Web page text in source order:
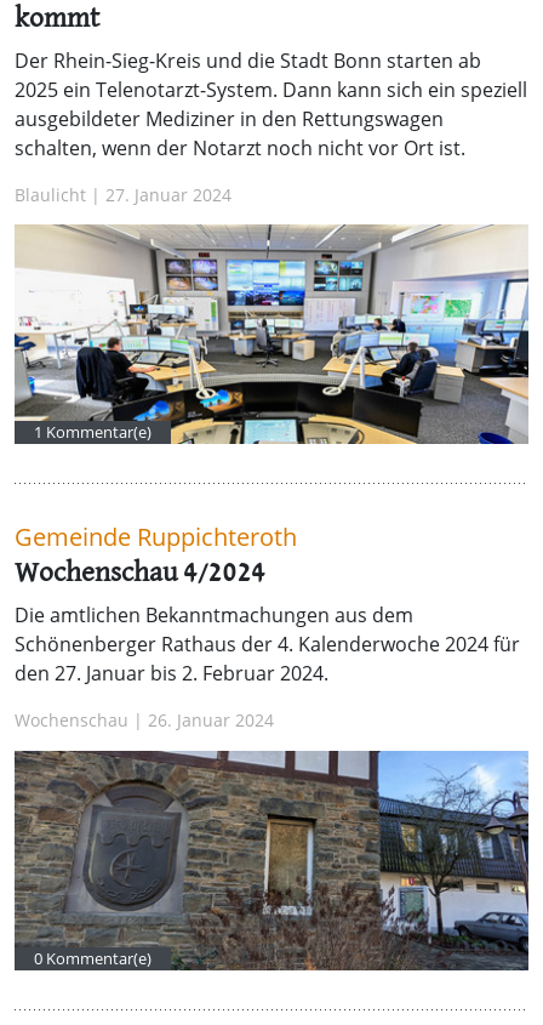
kommt
Der Rhein-Sieg-Kreis und die Stadt Bonn starten ab
2025 ein Telenotarzt-System. Dann kann sich ein speziell
ausgebildeter Mediziner in den Rettungswagen
schalten, wenn der Notarzt noch nicht vor Ort ist.
Blaulicht | 27. Januar 2024
1 Kommentar(e)
Gemeinde Ruppichteroth
Wochenschau 4/2024
Die amtlichen Bekanntmachungen aus dem
Schönenberger Rathaus der 4. Kalenderwoche 2024 für
den 27. Januar bis 2. Februar 2024.
Wochenschau | 26. Januar 2024
0 Kommentar(e)